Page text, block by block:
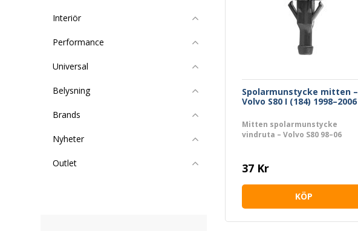
Interiör
Performance
Universal
Belysning
Brands
Nyheter
Outlet
Spolarmunstycke mitten –
Volvo S80 I (184) 1998–2006
Mitten spolarmunstycke
vindruta – Volvo S80 98–06
37 Kr
KÖP